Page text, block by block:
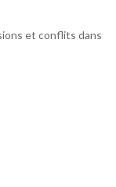
et conflits dans